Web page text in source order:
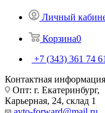
Личный
Корзина0
+7 (343) 361 74 61
Контактная информация
Опт: г. Екатеринбург,
Карьерная, 24, склад 1